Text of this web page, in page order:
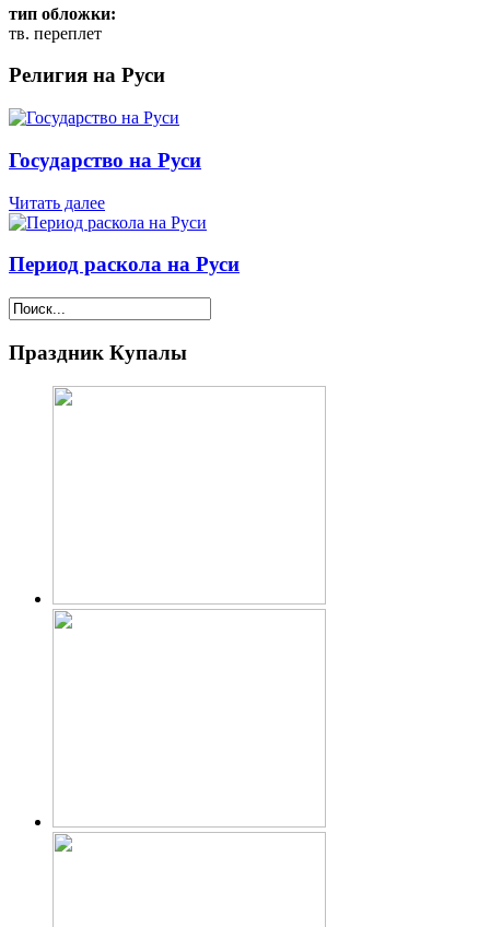
тип обложки:
тв. переплет
Религия на Руси
Государство на Руси
Читать далее
Период раскола на Руси
Праздник Купалы